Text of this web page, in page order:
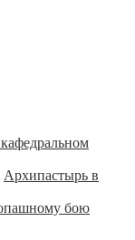
Архипастырь в
бою